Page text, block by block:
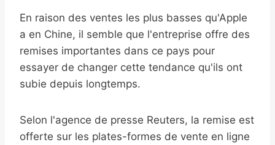
En raison des ventes les plus basses qu'Apple
a en Chine, il semble que l'entreprise offre des
remises importantes dans ce pays pour
essayer de changer cette tendance qu'ils ont
subie depuis longtemps.
Selon l'agence de presse Reuters, la remise est
offerte sur les plates-formes de vente en ligne